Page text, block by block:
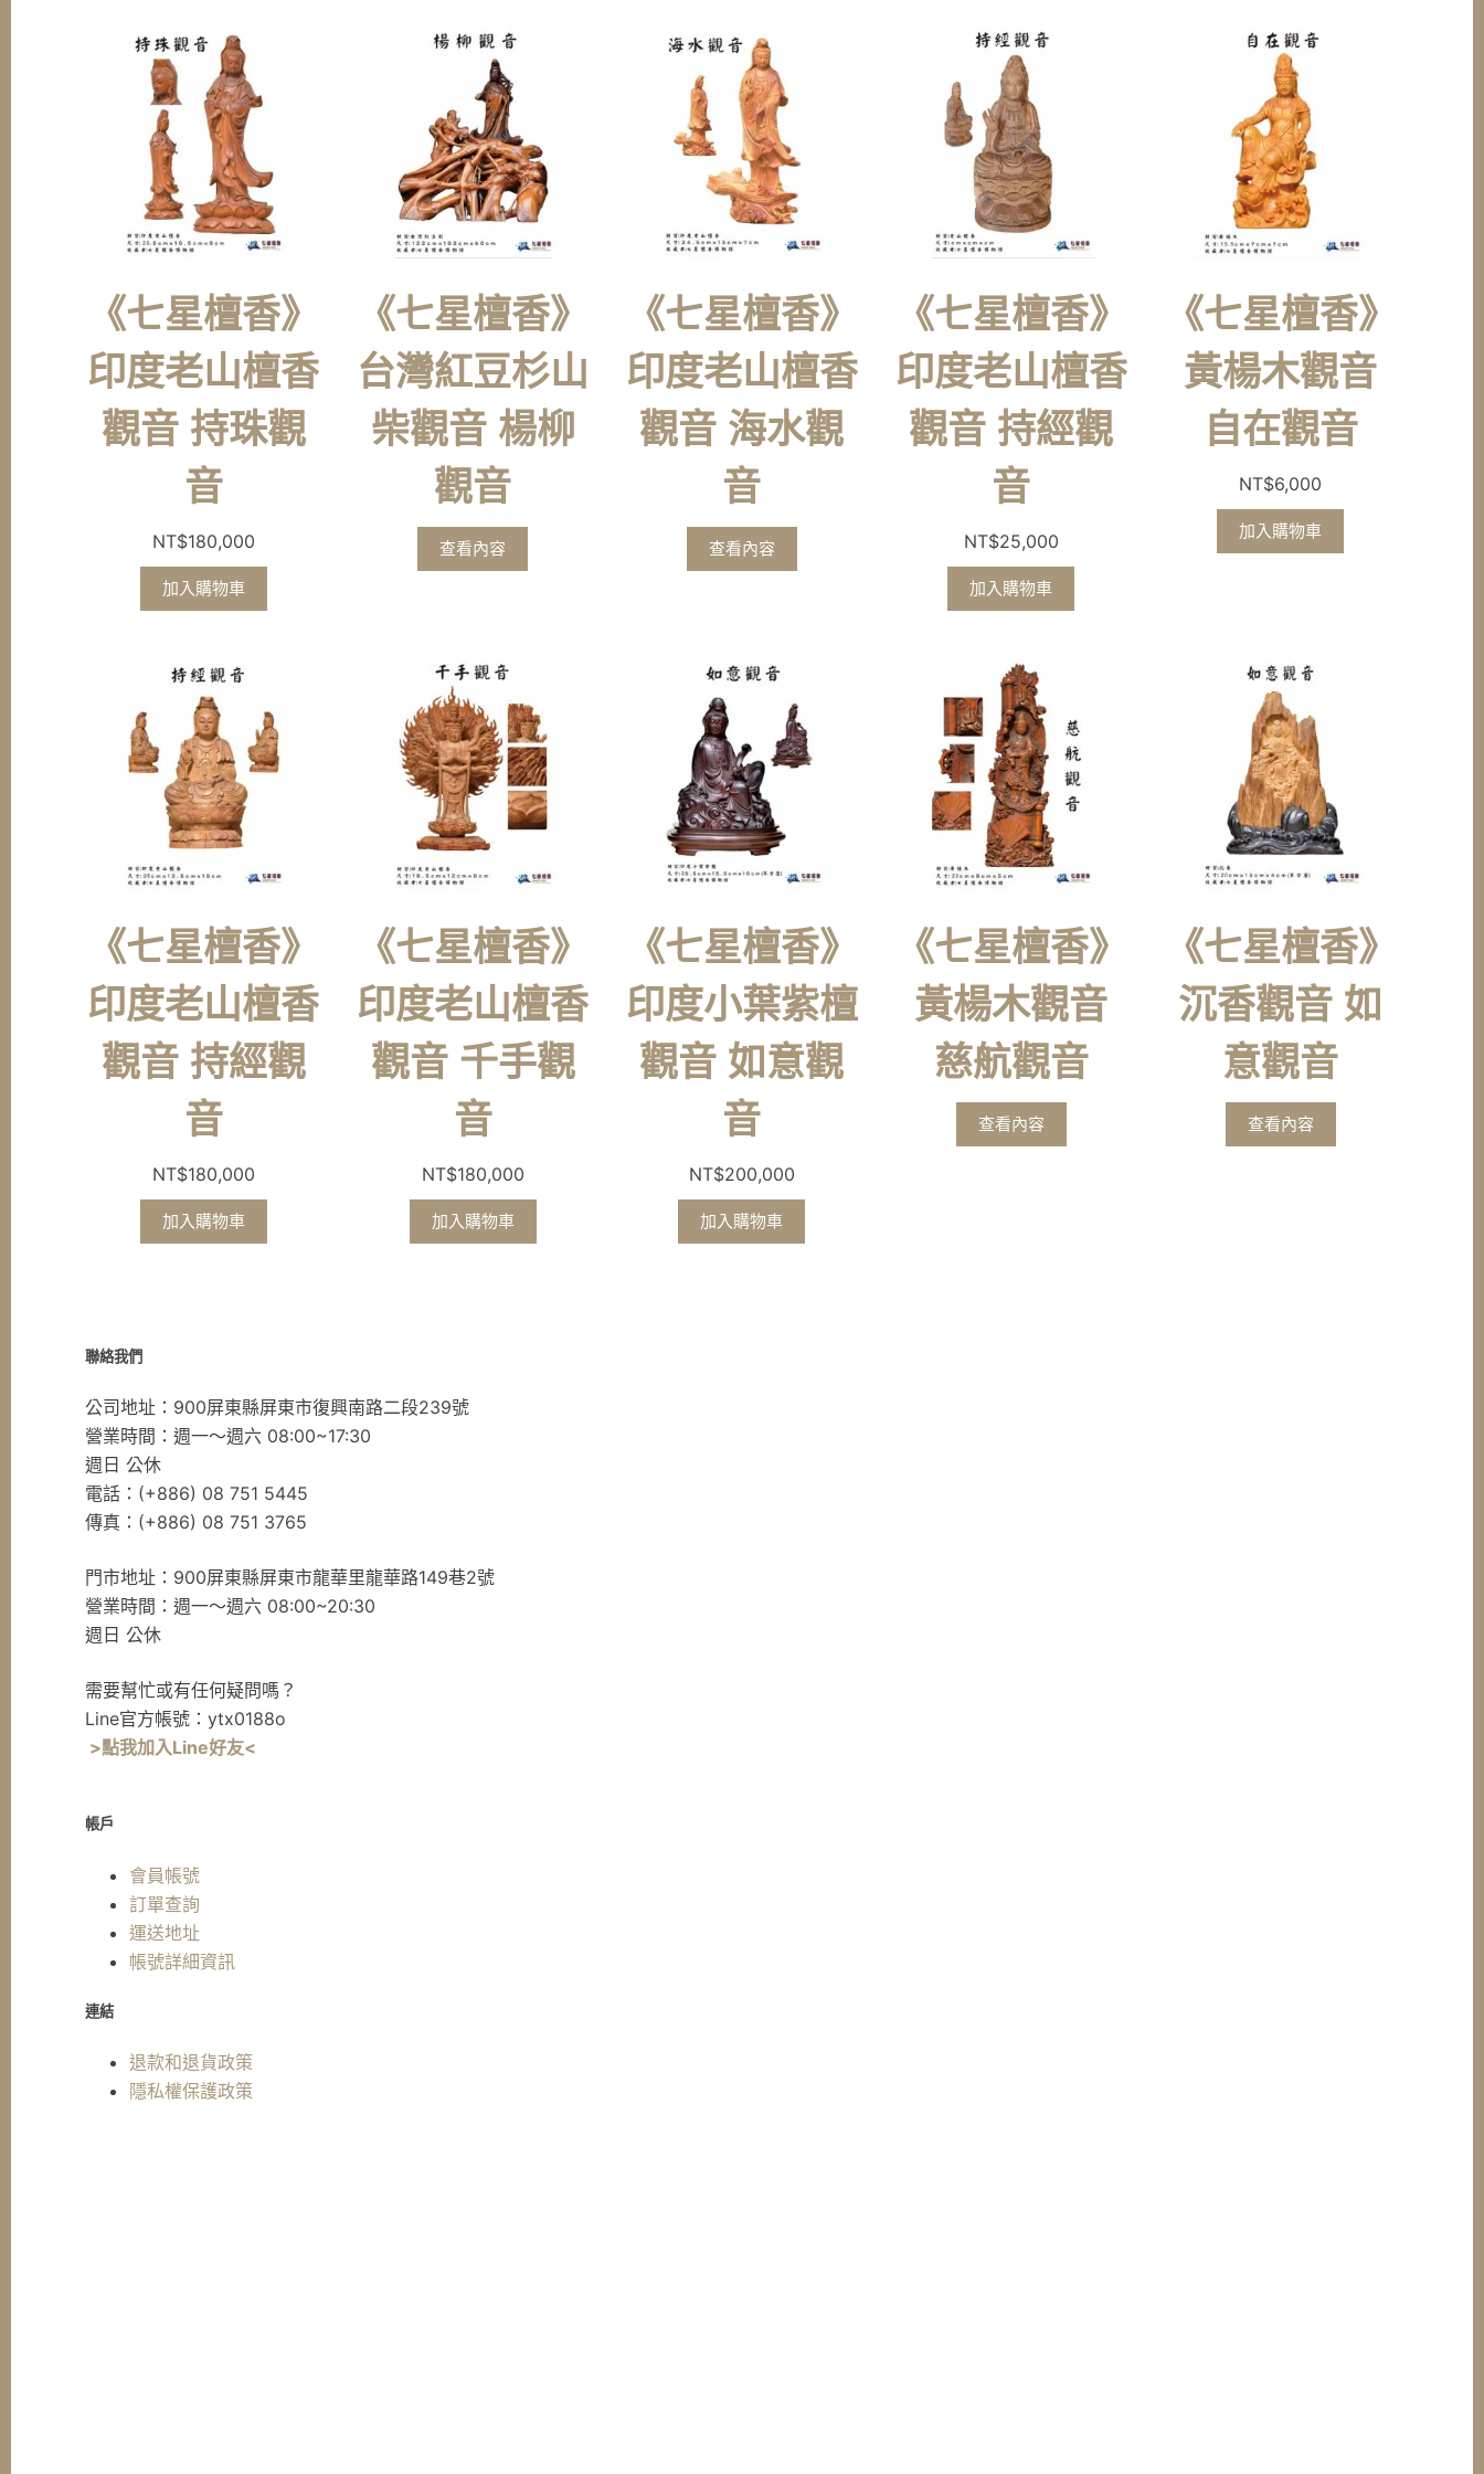
《七星檀香》
印度老山檀香
觀音 持珠觀
音
NT$180,000
加入購物車
《七星檀香》
台灣紅豆杉山
柴觀音 楊柳
觀音
查看內容
《七星檀香》
印度老山檀香
觀音 海水觀
音
查看內容
《七星檀香》
印度老山檀香
觀音 持經觀
音
NT$25,000
加入購物車
《七星檀香》
黃楊木觀音
自在觀音
NT$6,000
加入購物車
《七星檀香》
印度老山檀香
觀音 持經觀
音
NT$180,000
加入購物車
《七星檀香》
印度老山檀香
觀音 千手觀
音
NT$180,000
加入購物車
《七星檀香》
印度小葉紫檀
觀音 如意觀
音
NT$200,000
加入購物車
《七星檀香》
黃楊木觀音
慈航觀音
查看內容
《七星檀香》
沉香觀音 如
意觀音
查看內容
聯絡我們
公司地址：900屏東縣屏東市復興南路二段239號
營業時間：週一～週六 08:00~17:30
週日 公休
電話：(+886) 08 751 5445
傳真：(+886) 08 751 3765
門市地址：900屏東縣屏東市龍華里龍華路149巷2號
營業時間：週一～週六 08:00~20:30
週日 公休
需要幫忙或有任何疑問嗎？
Line官方帳號：ytx0188o
>點我加入Line好友<
帳戶
會員帳號
訂單查詢
運送地址
帳號詳細資訊
連結
退款和退貨政策
隱私權保護政策